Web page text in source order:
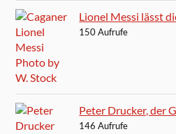
Lionel Messi lässt
150 Aufrufe
Peter Drucker, der
146 Aufrufe